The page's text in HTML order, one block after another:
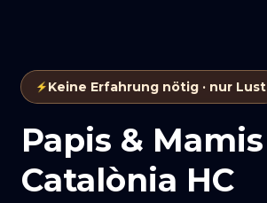
Keine Erfahrung nötig · nur Lust
Papis & Mamis
Catalònia HC